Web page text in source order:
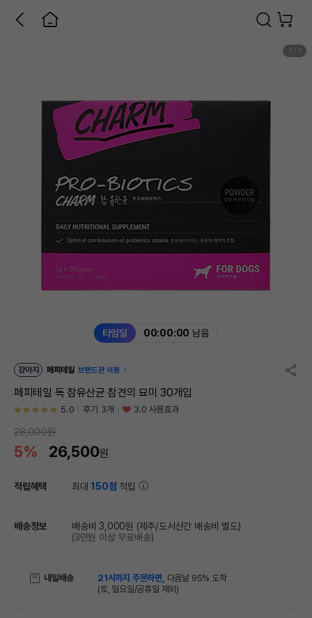
타임딜 00:00:00 남음
1 1
강아지 페피테일 브랜드관 이동
페피테일 독 참유산균 참견의 묘미 30개입
5.0 후기 3개 3.0 사용효과
28,000원
5% 26,500원
적립혜택 최대150점 적립
배송정보 배송비 3,000원 (제주/도서산간 배송비 별도)
(3만원 이상 무료배송)
내일배송 21시까지 주문하면, 다음날 95% 도착
(토, 일요일/공휴일 제외)